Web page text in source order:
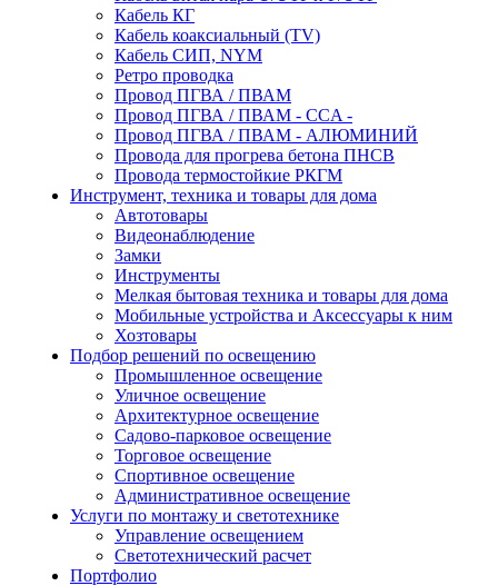
Кабель КГ
Кабель коаксиальный (TV)
Кабель СИП, NYM
Ретро проводка
Провод ПГВА / ПВАМ
Провод ПГВА / ПВАМ - CCA -
Провод ПГВА / ПВАМ - АЛЮМИНИЙ
Провода для прогрева бетона ПНСВ
Провода термостойкие РКГМ
Инструмент, техника и товары для дома
Автотовары
Видеонаблюдение
Замки
Инструменты
Мелкая бытовая техника и товары для дома
Мобильные устройства и Аксессуары к ним
Хозтовары
Подбор решений по освещению
Промышленное освещение
Уличное освещение
Архитектурное освещение
Садово-парковое освещение
Торговое освещение
Спортивное освещение
Административное освещение
Услуги по монтажу и светотехнике
Управление освещением
Светотехнический расчет
Портфолио